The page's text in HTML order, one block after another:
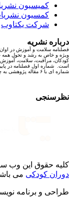
کمیسیون
کمسیون
شرکت یکتاوب
نشریه
سلامت و آموزش در اوان
و خاص به رشد و تحول همه
مراقبت، سلامت، آموزش و
۶ مقاله پژوهشی به چاپ رسیده است.
حقوق این وب
کودکیمی باشد.
و برنامه